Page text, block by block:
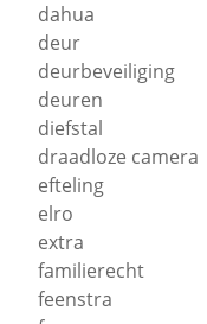
dahua
deur
deurbeveiliging
deuren
diefstal
draadloze camera
efteling
elro
extra
familierecht
feenstra